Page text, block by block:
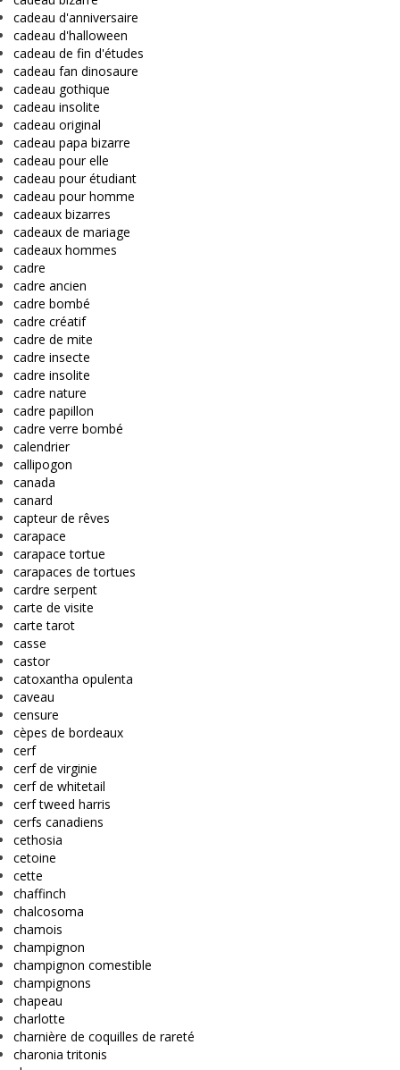
cadeau d'anniversaire
cadeau d'halloween
cadeau de fin d'études
cadeau fan dinosaure
cadeau gothique
cadeau insolite
cadeau original
cadeau papa bizarre
cadeau pour elle
cadeau pour étudiant
cadeau pour homme
cadeaux bizarres
cadeaux de mariage
cadeaux hommes
cadre
cadre ancien
cadre bombé
cadre créatif
cadre de mite
cadre insecte
cadre insolite
cadre nature
cadre papillon
cadre verre bombé
calendrier
callipogon
canada
canard
capteur de rêves
carapace
carapace tortue
carapaces de tortues
cardre serpent
carte de visite
carte tarot
casse
castor
catoxantha opulenta
caveau
censure
cèpes de bordeaux
cerf
cerf de virginie
cerf de whitetail
cerf tweed harris
cerfs canadiens
cethosia
cetoine
cette
chaffinch
chalcosoma
chamois
champignon
champignon comestible
champignons
chapeau
charlotte
charnière de coquilles de rareté
charonia tritonis